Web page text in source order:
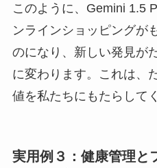
このように、Gemini 1.5
ンラインショッピングが
のになり、新しい発見が
に変わります。これは、
値を私たちにもたらして
実用例３：健康管理と